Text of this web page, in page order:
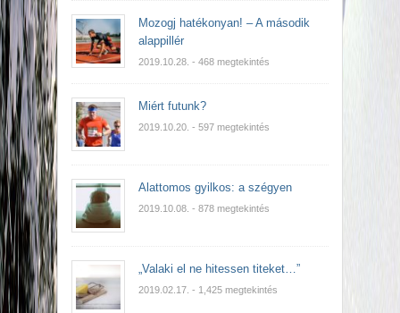
Mozogj hatékonyan! – A második
alappillér
2019.10.28. - 468 megtekintés
Miért futunk?
2019.10.20. - 597 megtekintés
Alattomos gyilkos: a szégyen
2019.10.08. - 878 megtekintés
„Valaki el ne hitessen titeket…”
2019.02.17. - 1,425 megtekintés